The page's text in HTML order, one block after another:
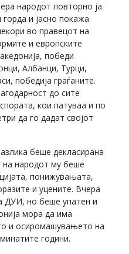
народот повторно ја
и јасно покажа
во правецот на
и европските
победи
Албанци, Турци,
победија граѓаните.
до сите
кои патуваа и по
да го дадат својот
беше декласирана
народот му беше
понижувањата,
и уцените. Вчера
ДУИ, но беше упатен и
мора да има
и осиромашувањето на
години.